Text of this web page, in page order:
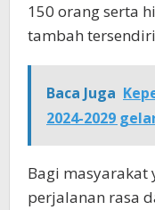
150 orang serta
tambah
Baca Juga
2024-2029
Bagi masyarakat
perjalanan rasa